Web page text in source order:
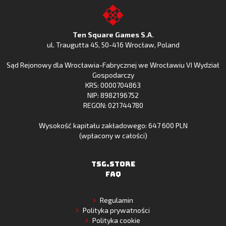
z
Apple
Store
Huawei
Gallery
to
the
Ten Square Games S.A.
ul. Traugutta 45, 50-416 Wrocław, Poland
Sąd Rejonowy dla Wrocławia-Fabrycznej we Wrocławiu VI Wydział
Gospodarczy
KRS: 0000704863
NIP: 8982196752
REGON: 021744780
Wysokość kapitału zakładowego: 647 600 PLN
(wpłacony w całości)
TSG.STORE
FAQ
Regulamin
Polityka prywatności
Polityka cookie